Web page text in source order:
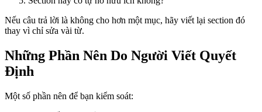
Nếu câu trả lời là không cho hơn một mục, hãy viết lại section đó
thay vì chỉ sửa vài từ.
Những Phần Nên Do Người Viết Quyết
Định
Một số phần nên để bạn kiểm soát: